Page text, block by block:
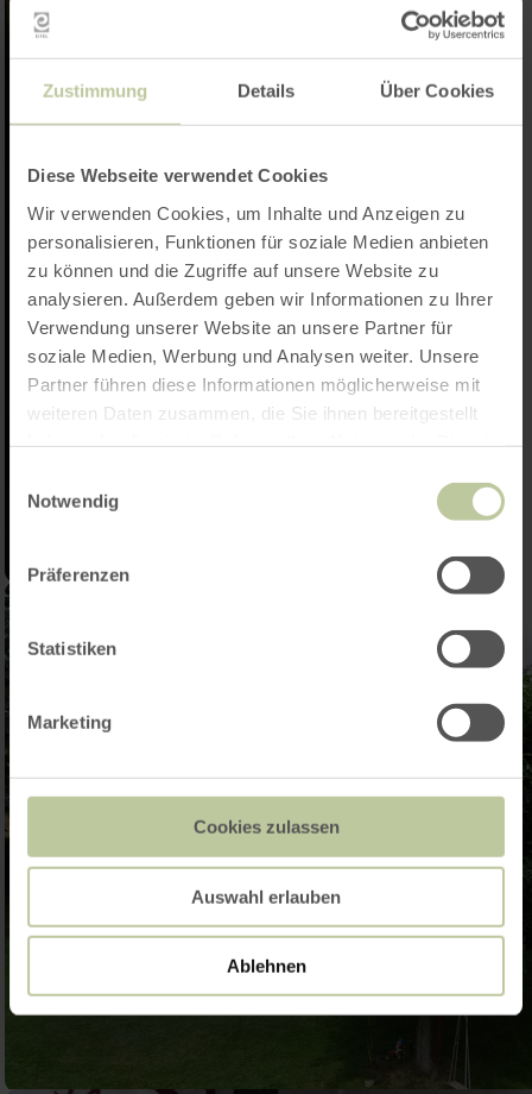
Zustimmung Details Über Cookies
Diese Webseite verwendet Cookies
Wir verwenden Cookies, um Inhalte und Anzeigen zu
personalisieren, Funktionen für soziale Medien anbieten
zu können und die Zugriffe auf unsere Website zu
analysieren. Außerdem geben wir Informationen zu Ihrer
Verwendung unserer Website an unsere Partner für
soziale Medien, Werbung und Analysen weiter. Unsere
Partner führen diese Informationen möglicherweise mit
weiteren Daten zusammen, die Sie ihnen bereitgestellt
Notwendig
Präferenzen
Statistiken
Marketing
Cookies zulassen
Auswahl erlauben
Ablehnen